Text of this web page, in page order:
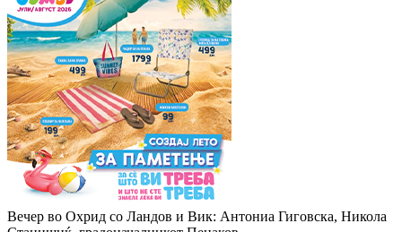
Вечер во Охрид со Ландов и Вик: Антониа Гиговска, Никола